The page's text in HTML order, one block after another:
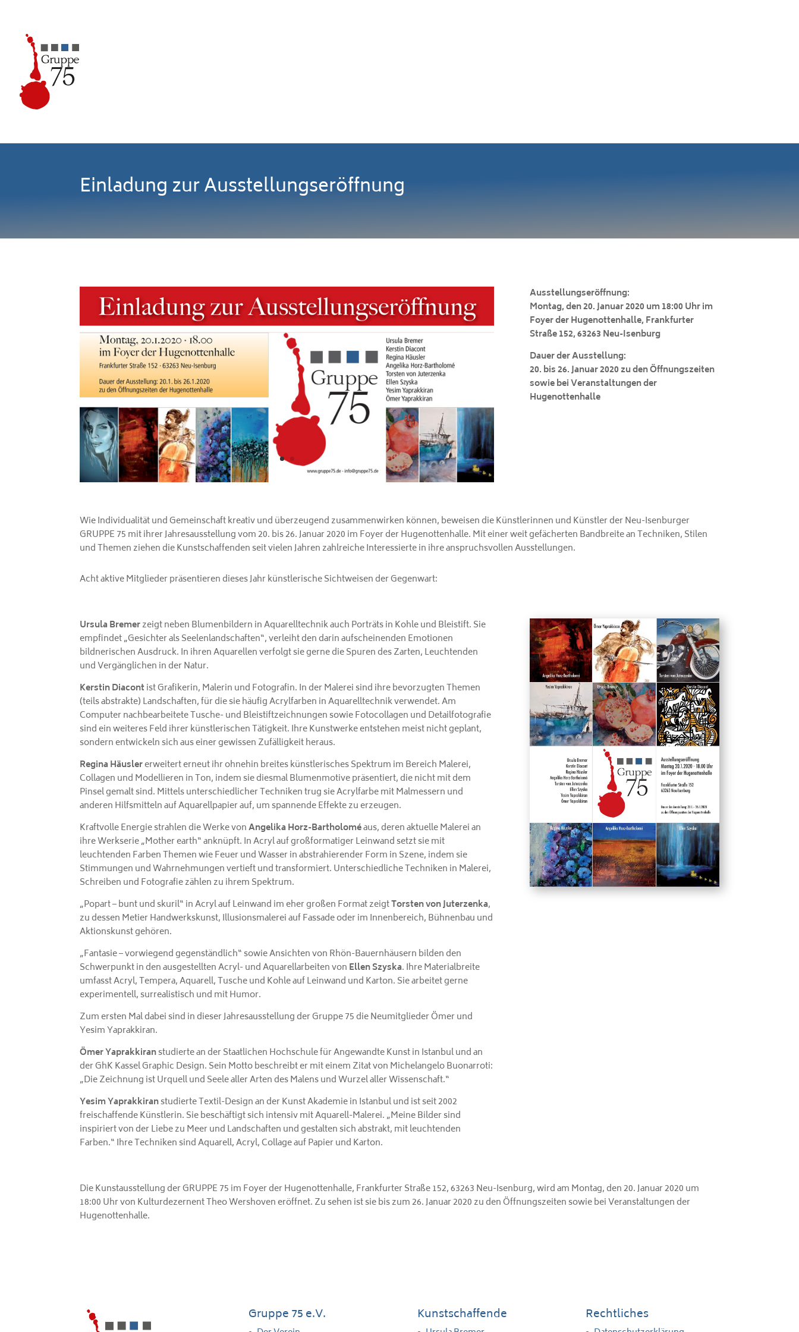
Einladung zur Ausstellungseröffnung
Ausstellungseröffnung:
Montag, den 20. Januar 2020 um 18:00 Uhr im
Foyer der Hugenotten­halle, Frankfurter
Straße 152, 63263 Neu-Isenburg
Dauer der Ausstellung:
20. bis 26. Januar 2020 zu den Öffnungszeiten
sowie bei Veranstaltungen der
Hugenottenhalle
Wie Individualität und Gemeinschaft kreativ und überzeugend zusammenwirken können, beweisen die Künstlerinnen und Künstler der Neu-Isenburger
GRUPPE 75 mit ihrer Jahresausstellung vom 20. bis 26. Januar 2020 im Foyer der Hugenottenhalle. Mit einer weit gefächerten Bandbreite an Techniken, Stilen
und Themen ziehen die Kunstschaffenden seit vielen Jahren zahlreiche Interessierte in ihre anspruchsvollen Ausstellungen.
Acht aktive Mitglieder präsentieren dieses Jahr künstlerische Sichtweisen der Gegenwart:
Ursula Bremerzeigt neben Blumenbildern in Aquarelltechnik auch Porträts in Kohle und Bleistift. Sie
empfindet „Gesichter als Seelenlandschaften“, verleiht den darin aufscheinenden Emotionen
bildnerischen Ausdruck. In ihren Aquarellen verfolgt sie gerne die Spuren des Zarten, Leuchtenden
und Vergänglichen in der Natur.
Kerstin Diacontist Grafikerin, Malerin und Fotografin. In der Malerei sind ihre bevorzugten Themen
(teils abstrakte) Landschaften, für die sie häufig Acrylfarben in Aquarelltechnik verwendet. Am
Computer nachbearbeitete Tusche- und Bleistiftzeichnungen sowie Fotocollagen und Detailfotografie
sind ein weiteres Feld ihrer künstlerischen Tätigkeit. Ihre Kunstwerke entstehen meist nicht geplant,
sondern entwickeln sich aus einer gewissen Zufälligkeit heraus.
Regina Häuslererweitert erneut ihr ohnehin breites künstlerisches Spektrum im Bereich Malerei,
Collagen und Modellieren in Ton, indem sie diesmal Blumenmotive präsentiert, die nicht mit dem
Pinsel gemalt sind. Mittels unterschiedlicher Techniken trug sie Acrylfarbe mit Malmessern und
anderen Hilfsmitteln auf Aquarellpapier auf, um spannende Effekte zu erzeugen.
Kraftvolle Energie strahlen die Werke vonAngelika Horz-Bartholoméaus, deren aktuelle Malerei an
ihre Werkserie „Mother earth“ anknüpft. In Acryl auf großformatiger Leinwand setzt sie mit
leuchtenden Farben Themen wie Feuer und Wasser in abstrahierender Form in Szene, indem sie
Stimmungen und Wahrnehmungen vertieft und transformiert. Unterschiedliche Techniken in Malerei,
Schreiben und Fotografie zählen zu ihrem Spektrum.
„Popart – bunt und skuril“ in Acryl auf Leinwand im eher großen Format zeigtTorsten von Juterzenka,
zu dessen Metier Handwerkskunst, Illusionsmalerei auf Fassade oder im Innenbereich, Bühnenbau und
Aktionskunst gehören.
„Fantasie – vorwiegend gegenständlich“ sowie Ansichten von Rhön-Bauernhäusern bilden den
Schwerpunkt in den ausgestellten Acryl- und Aquarellarbeiten von Ellen Szyska. Ihre Materialbreite
umfasst Acryl, Tempera, Aquarell, Tusche und Kohle auf Leinwand und Karton. Sie arbeitet gerne
experimentell, surrealistisch und mit Humor.
Zum ersten Mal dabei sind in dieser Jahresausstellung der Gruppe 75 die Neumitglieder Ömer und
Yesim Yaprakkiran.
Ömer Yaprakkiranstudierte an der Staatlichen Hochschule für Angewandte Kunst in Istanbul und an
der GhK Kassel Graphic Design. Sein Motto beschreibt er mit einem Zitat von Michelangelo Buonarroti:
„Die Zeichnung ist Urquell und Seele aller Arten des Malens und Wurzel aller Wissenschaft.“
Yesim Yaprakkiranstudierte Textil-Design an der Kunst Akademie in Istanbul und ist seit 2002
freischaffende Künstlerin. Sie beschäftigt sich intensiv mit Aquarell-Malerei. „Meine Bilder sind
inspiriert von der Liebe zu Meer und Landschaften und gestalten sich abstrakt, mit leuchtenden
Farben.“ Ihre Techniken sind Aquarell, Acryl, Collage auf Papier und Karton.
Die Kunstausstellung der GRUPPE 75 im Foyer der Hugenottenhalle, Frankfurter Straße 152, 63263 Neu-Isenburg, wird am Montag, den 20. Januar 2020 um
18:00 Uhr von Kulturdezernent Theo Wershoven eröffnet. Zu sehen ist sie bis zum 26. Januar 2020 zu den Öffnungszeiten sowie bei Veranstaltungen der
Hugenottenhalle.
Gruppe 75 e.V. Kunstschaffende Rechtliches